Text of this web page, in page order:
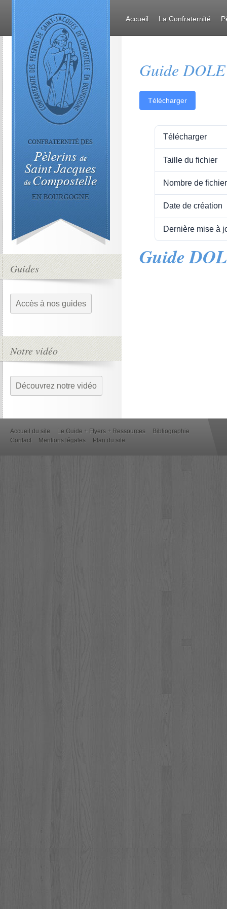
Accueil La Confraternité
Guides
Accès à nos guides
Notre vidéo
Découvrez notre vidéo
Guide
Télécharger
Télécharger
Taille du fichier
Nombre de
Date de création
Dernière mise à
Guide
Accueil du site Le Guide + Flyers + Ressources
Bibliographie
Contact
Mentions légales Plan du site